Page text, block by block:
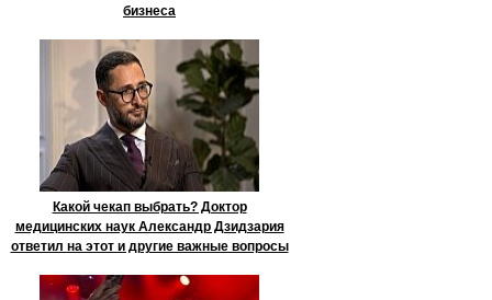
бизнеса
Какой чекап выбрать? Доктор
медицинских наук Александр Дзидзария
ответил на этот и другие важные вопросы